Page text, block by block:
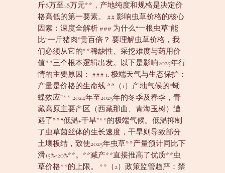
斤8万至18万元**，产地纯度和规格是决定价
格高低的第一要素。 ## 影响虫草价格的核心
因素：深度全解析 ### 为什么“一根虫草”能
比“一斤猪肉”贵百倍？ 要理解虫草价格，我
们必须从它的**稀缺性、采挖难度与药用价
值**三个根本逻辑出发。以下是影响2025年行
情的主要原因： ### 1. 极端天气与生态保护：
产量是价格的生命线 **（1）产地气候的“蝴
蝶效应”** 2024年至2025年的冬季及春季，青
藏高原主要产区（西藏那曲、青海玉树）遭
遇了**“低温+干旱”**的极端气候。低温抑制
了虫草菌丝体的生长速度，干旱则导致部分
土壤板结，致使2025年虫草**产量预计同比下
滑15%-20%**。**减产**直接推高了优质**虫
草价格**的上限。 **（2）政策监管趋严：禁